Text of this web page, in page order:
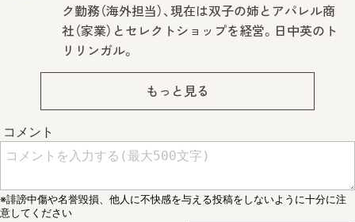
ク勤務（海外担当）、現在は双子の姉とアパレル商
社（家業）とセレクトショップを経営。日中英のト
リリンガル。
もっと見る